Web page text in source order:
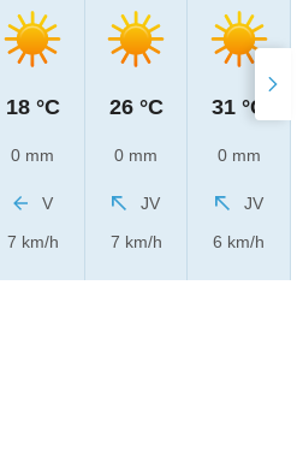
18 °C
0 mm
V
7 km/h
26 °C
0 mm
JV
7 km/h
31 °C
0 mm
JV
6 km/h